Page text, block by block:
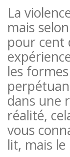
La
mais
pour cent
les
dans une
réalité,
vous
lit, mais